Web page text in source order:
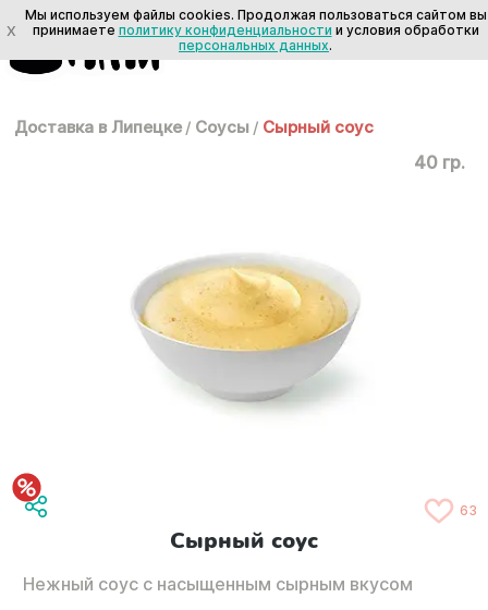
Доставка в Липецке / Соусы / Сырный соус
40 гр.
63
Сырный соус
Нежный соус с насыщенным сырным вкусом
X
Мы используем файлы cookies. Продолжая пользоваться сайтом вы
принимаете политику конфиденциальности и условия обработки
персональных данных.